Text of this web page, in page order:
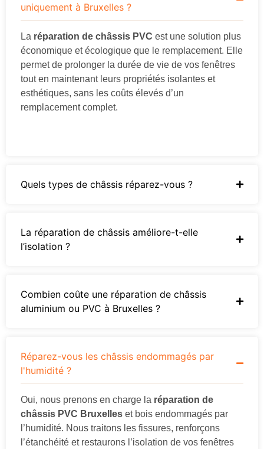
uniquement à Bruxelles ?
La réparation de châssis PVC est une solution plus
économique et écologique que le remplacement. Elle
permet de prolonger la durée de vie de vos fenêtres
tout en maintenant leurs propriétés isolantes et
esthétiques, sans les coûts élevés d’un
remplacement complet.
Quels types de châssis réparez-vous ?
La réparation de châssis améliore-t-elle
l’isolation ?
Combien coûte une réparation de châssis
aluminium ou PVC à Bruxelles ?
Réparez-vous les châssis endommagés par
l'humidité ?
Oui, nous prenons en charge la réparation de
châssis PVC Bruxelles et bois endommagés par
l’humidité. Nous traitons les fissures, renforçons
l’étanchéité et restaurons l’isolation de vos fenêtres